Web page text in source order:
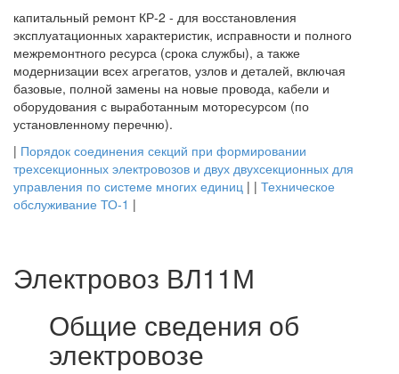
капитальный ремонт КР-2 - для восстановления
эксплуатационных характеристик, исправности и полного
межремонтного ресурса (срока службы), а также
модернизации всех агрегатов, узлов и деталей, включая
базовые, полной замены на новые провода, кабели и
оборудования с выработанным моторесурсом (по
установленному перечню).
| Порядок соединения секций при формировании
трехсекционных электровозов и двух двухсекционных для
управления по системе многих единиц | | Техническое
обслуживание ТО-1 |
Электровоз ВЛ11М
Общие сведения об
электровозе